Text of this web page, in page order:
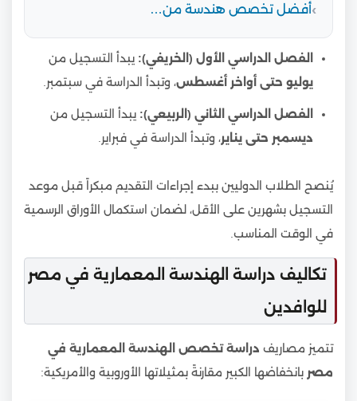
أفضل تخصص هندسة من…
الفصل الدراسي الأول (الخريفي): يبدأ التسجيل من
يوليو حتى أواخر أغسطس، وتبدأ الدراسة في سبتمبر.
الفصل الدراسي الثاني (الربيعي): يبدأ التسجيل من
ديسمبر حتى يناير، وتبدأ الدراسة في فبراير.
يُنصح الطلاب الدوليين ببدء إجراءات التقديم مبكراً قبل موعد
التسجيل بشهرين على الأقل، لضمان استكمال الأوراق الرسمية
في الوقت المناسب.
تكاليف دراسة الهندسة المعمارية في مصر
للوافدين
تتميز مصاريف دراسة تخصص الهندسة المعمارية في
مصر بانخفاضها الكبير مقارنةً بمثيلاتها الأوروبية والأمريكية: